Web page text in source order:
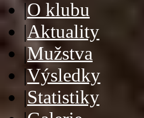
|O klubu
|Aktuality
|Mužstva
|Výsledky
|Statistiky